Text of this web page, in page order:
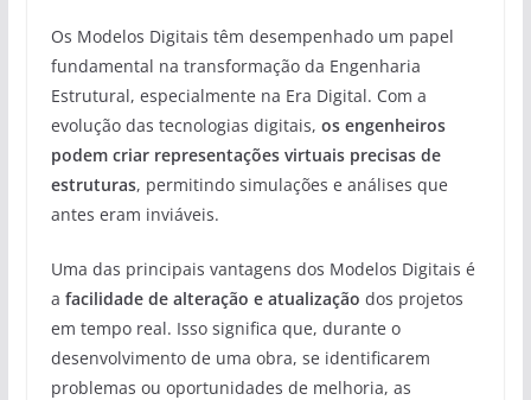
Os Modelos Digitais têm desempenhado um papel
fundamental na transformação da Engenharia
Estrutural, especialmente na Era Digital. Com a
evolução das tecnologias digitais, os engenheiros
podem criar representações virtuais precisas de
estruturas, permitindo simulações e análises que
antes eram inviáveis.
Uma das principais vantagens dos Modelos Digitais é
a facilidade de alteração e atualização dos projetos
em tempo real. Isso significa que, durante o
desenvolvimento de uma obra, se identificarem
problemas ou oportunidades de melhoria, as